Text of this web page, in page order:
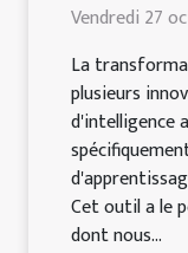
Vendredi 27
La
plusieurs
d'intelligence
Cet outil a le
dont nous...